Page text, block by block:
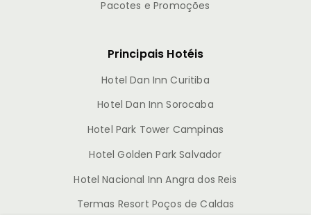
Pacotes e Promoções
Principais Hotéis
Hotel Dan Inn Curitiba
Hotel Dan Inn Sorocaba
Hotel Park Tower Campinas
Hotel Golden Park Salvador
Hotel Nacional Inn Angra dos Reis
Termas Resort Poços de Caldas